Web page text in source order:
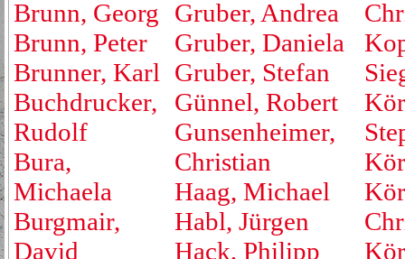
Brunn, Georg
Brunn, Peter
Brunner, Karl
Buchdrucker,
Rudolf
Bura,
Michaela
Burgmair,
David
Gruber, Andrea
Gruber, Daniela
Gruber, Stefan
Günnel, Robert
Gunsenheimer,
Christian
Haag, Michael
Habl, Jürgen
Hack, Philipp